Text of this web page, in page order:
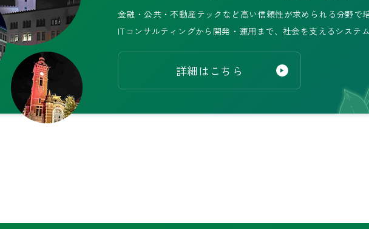
金融・公共・不動産テックなど高い信頼性が求められる分野で
ITコンサルティングから開発・運用まで、 社会を支えるシステ
詳細はこちら